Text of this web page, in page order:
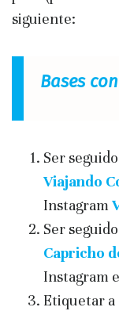
siguiente:
Bases
Ser
Viajando
Instagram
Ser
Capricho
Instagram
Etiquetar a